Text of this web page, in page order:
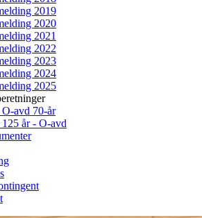
2019
2020
2021
2022
2023
2024
2025
avd 70-år
år - O-avd